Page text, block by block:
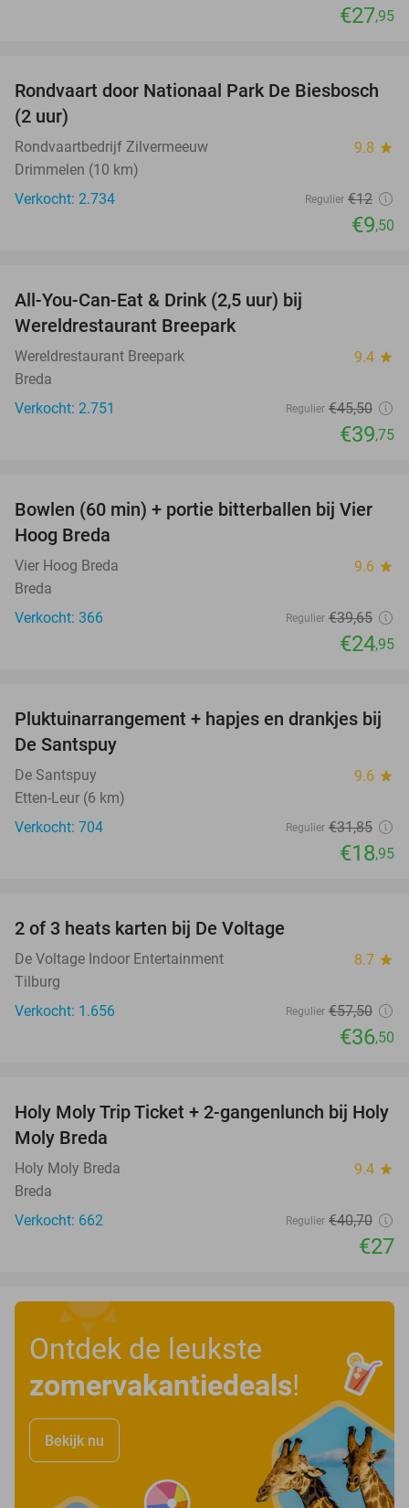
€27,95
21%
Rondvaart door Nationaal Park De Biesbosch
(2 uur)
Rondvaartbedrijf Zilvermeeuw 9.8 star
Drimmelen (10 km)
Verkocht: 2.734
Regulier €12
€9,50
All-You-Can-Eat & Drink (2,5 uur) bij
Wereldrestaurant Breepark
Wereldrestaurant Breepark 9.4 star
Breda
Verkocht: 2.751
Regulier €45,50
€39,75
37%
Bowlen (60 min) + portie bitterballen bij Vier
Hoog Breda
Vier Hoog Breda 9.6 star
Breda
Verkocht: 366
Regulier €39,65
€24,95
41%
Pluktuinarrangement + hapjes en drankjes bij
De Santspuy
De Santspuy 9.6 star
Etten-Leur (6 km)
Verkocht: 704
Regulier €31,85
€18,95
2 of 3 heats karten bij De Voltage
De Voltage Indoor Entertainment 8.7 star
Tilburg
Verkocht: 1.656
Regulier €57,50
€36,50
34%
Holy Moly Trip Ticket + 2-gangenlunch bij Holy
Moly Breda
Holy Moly Breda 9.4 star
Breda
Verkocht: 662
Regulier €40,70
€27
Ontdek de leukste
zomervakantiedeals!
Bekijk nu